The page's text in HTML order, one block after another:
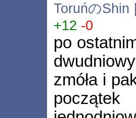
ToruńのShin
+12 -0
po
zmóła i